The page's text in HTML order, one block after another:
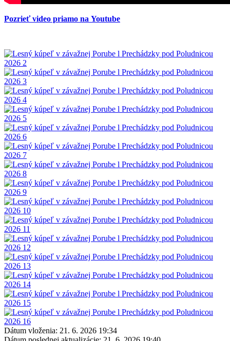
Pozrieť video priamo na Youtube
Dátum vloženia: 21. 6. 2026 19:34